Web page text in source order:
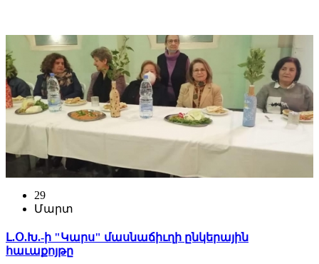
29
Մարտ
Լ.Օ.Խ.-ի "Կարս" մասնաճիւղի ընկերային
հաւաքոյթը